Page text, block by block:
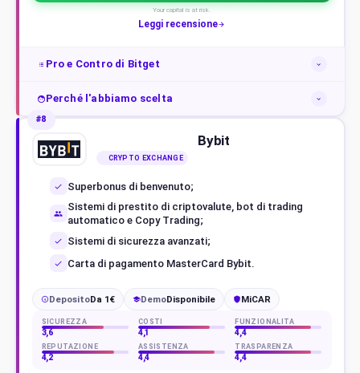
Your capital is at risk.
Leggi recensione
Pro e Contro di Bitget
Perché l'abbiamo scelta
#8
Bybit
CRYPTO EXCHANGE
Superbonus di benvenuto;
Sistemi di prestito di criptovalute, bot di trading
automatico e Copy Trading;
Sistemi di sicurezza avanzati;
Carta di pagamento MasterCard Bybit.
€ DepositoDa 1€ DemoDisponibile MiCAR
SICUREZZA
3,6
COSTI
4,1
FUNZIONALITÀ
4,4
REPUTAZIONE
4,2
ASSISTENZA
4,4
TRASPARENZA
4,4